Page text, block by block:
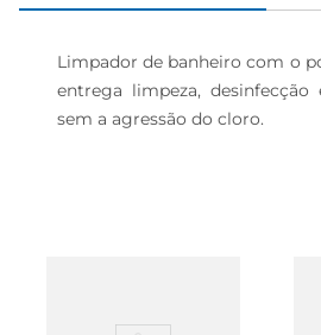
Limpador de banheiro com o
entrega limpeza, desinfecção
sem a agressão do cloro.